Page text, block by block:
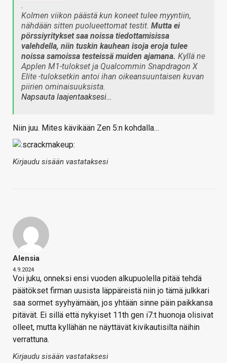
.
Kolmen viikon päästä kun koneet tulee myyntiin,
nähdään sitten puolueettomat testit. Mutta ei
pörssiyritykset saa noissa tiedottamisissa
valehdella, niin tuskin kauhean isoja eroja tulee
noissa samoissa testeissä muiden ajamana. Kyllä ne
Applen M1-tulokset ja Qualcommin Snapdragon X
Elite -tuloksetkin antoi ihan oikeansuuntaisen kuvan
piirien ominaisuuksista.
Napsauta laajentaaksesi…
Niin juu. Mites kävikään Zen 5:n kohdalla…
Kirjaudu sisään vastataksesi
Alensia
4.9.2024
Voi juku, onneksi ensi vuoden alkupuolella pitää tehdä
päätökset firman uusista läppäreistä niin jo tämä julkkari
saa sormet syyhyämään, jos yhtään sinne päin paikkansa
pitävät. Ei sillä että nykyiset 11th gen i7:t huonoja olisivat
olleet, mutta kyllähän ne näyttävät kivikautisilta näihin
verrattuna.
Kirjaudu sisään vastataksesi